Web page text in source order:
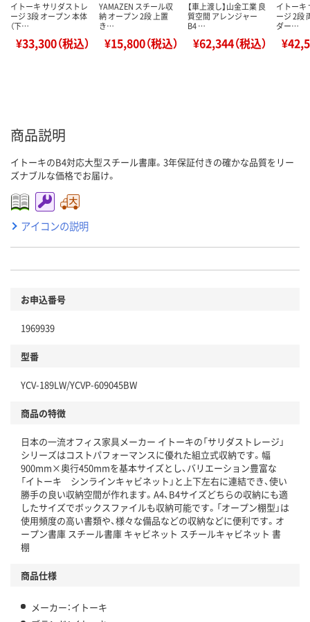
イトーキ サリダストレ
ージ 3段 オープン 本体
（下…
¥33,300（税込）
YAMAZEN スチール収
納 オープン 2段 上置
き…
¥15,800（税込）
【車上渡し】山金工業 良
質空間 アレンジャー
B4 …
¥62,344（税込）
イトーキ
ージ 2段
ダー…
商品説明
イトーキのB4対応大型スチール書庫。3年保証付きの確かな品質をリー
ズナブルな価格でお届け。
アイコンの説明
お申込番号
1969939
型番
YCV-189LW/YCVP-609045BW
商品の特徴
日本の一流オフィス家具メーカー イトーキの「サリダストレージ」
シリーズはコストパフォーマンスに優れた組立式収納です。幅
900mm×奥行450mmを基本サイズとし、バリエーション豊富な
「イトーキ シンラインキャビネット」と上下左右に連結でき、使い
勝手の良い収納空間が作れます。A4、B4サイズどちらの収納にも適
したサイズでボックスファイルも収納可能です。「オープン棚型」は
使用頻度の高い書類や、様々な備品などの収納などに便利です。オ
ープン書庫 スチール書庫 キャビネット スチールキャビネット 書
棚
商品仕様
メーカー：イトーキ